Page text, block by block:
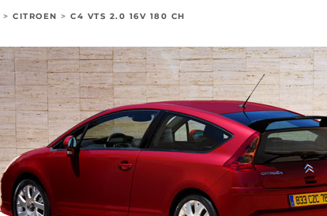
> CITROEN > C4 VTS 2.0 16V 180 CH